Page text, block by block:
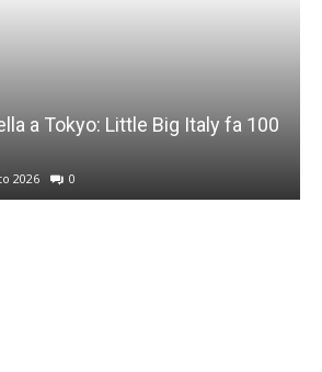
a Tokyo: Little Big Italy fa 100
2026 0